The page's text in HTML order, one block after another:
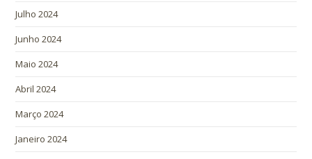
Julho 2024
Junho 2024
Maio 2024
Abril 2024
Março 2024
Janeiro 2024